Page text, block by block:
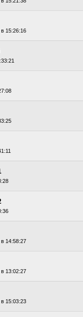
15:26:16
14:58:27
13:02:27
15:03:23